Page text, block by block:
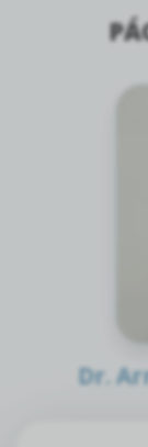
Dr.